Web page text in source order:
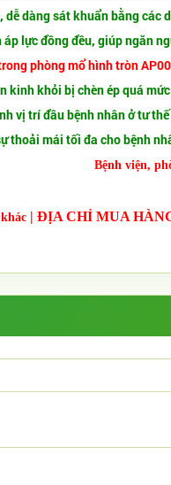
dàng sát khuẩn bằng các
lực đồng đều, giúp ngăn
phòng mổ hình tròn
kinh khỏi bị chèn ép quá mức
vị trí đầu bệnh nhân ở tư
thoải mái tối đa cho bệnh
Bệnh viện,
khác | ĐỊA CHỈ MUA